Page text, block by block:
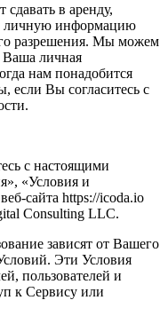
в аренду,
личную информацию
разрешения. Мы можем
Ваша личная
нам понадобится
если Вы согласитесь с
с настоящими
«Условия и
сайта https://icoda.io
Consulting LLC.
зависят от Вашего
Эти Условия
пользователей и
к Сервису или